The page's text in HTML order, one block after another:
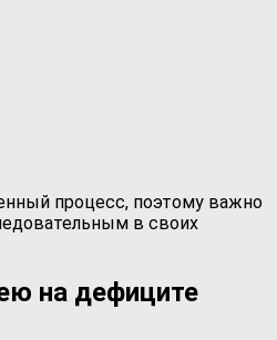
процесс, поэтому важно
в своих
на дефиците